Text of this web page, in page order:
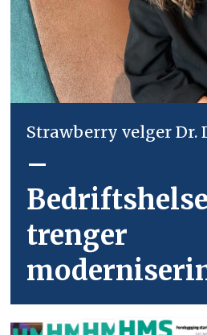
Strawberry velger Dr.
–
trenger